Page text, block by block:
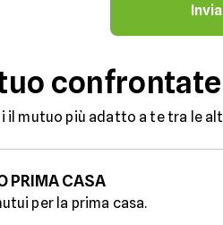
confrontate
il mutuo più adatto a te tra le
PRIMA CASA
per la prima casa.